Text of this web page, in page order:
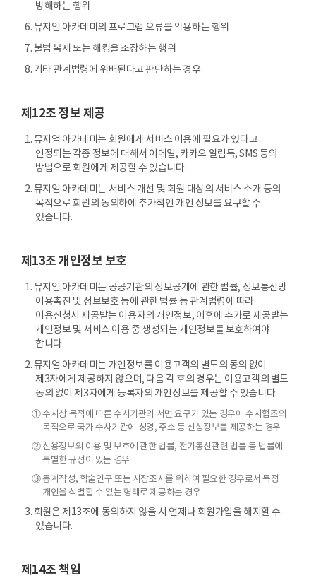
방해하는 행위
6. 뮤지엄 아카데미의 프로그램 오류를 악용하는 행위
7. 불법 복제 또는 해킹을 조장하는 행위
8. 기타 관계법령에 위배된다고 판단하는 경우
제12조 정보 제공
1. 뮤지엄 아카데미는 회원에게 서비스 이용에 필요가 있다고
인정되는 각종 정보에 대해서 이메일, 카카오 알림톡, SMS 등의
방법으로 회원에게 제공할 수 있습니다.
2. 뮤지엄 아카데미는 서비스 개선 및 회원 대상의 서비스 소개 등의
목적으로 회원의 동의하에 추가적인 개인 정보를 요구할 수
있습니다.
제13조 개인정보 보호
1. 뮤지엄 아카데미는 공공기관의 정보공개에 관한 법률, 정보통신망
이용촉진 및 정보보호 등에 관한 법률 등 관계법령에 따라
이용신청시 제공받는 이용자의 개인정보, 이후에 추가로 제공받는
개인정보 및 서비스 이용 중 생성되는 개인정보를 보호하여야
합니다.
2. 뮤지엄 아카데미는 개인정보를 이용고객의 별도의 동의 없이
제3자에게 제공하지 않으며, 다음 각 호의 경우는 이용고객의 별도
동의 없이 제3자에게 등록자의 개인정보를 제공할 수 있습니다.
① 수사상 목적에 따른 수사기관의 서면 요구가 있는 경우에 수사협조의
목적으로 국가 수사기관에 성명, 주소 등 신상정보를 제공하는 경우
② 신용정보의 이용 및 보호에 관한 법률, 전기통신관련 법률 등 법률에
특별한 규정이 있는 경우
③ 통계작성, 학술연구 또는 시장조사를 위하여 필요한 경우로서 특정
개인을 식별할 수 없는 형태로 제공하는 경우
3. 회원은 제13조에 동의하지 않을 시 언제나 회원가입을 해지할 수
있습니다.
제14조 책임